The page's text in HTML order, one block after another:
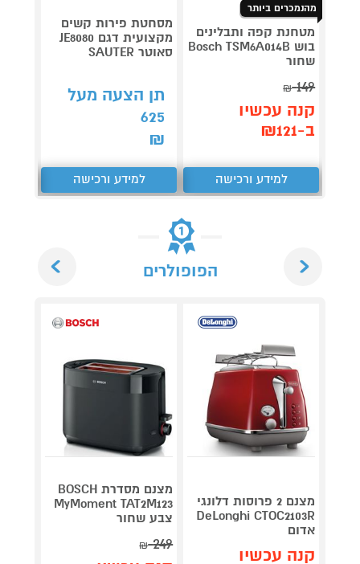
מהנמכרים ביותר
מטחנת קפה ותבלינים
בוש Bosch TSM6A014B
שחור
149
₪
קנה עכשיו
ב-₪121
למידע ורכישה
מסחטת פירות קשים
מקצועית דגם JE8080
סאוטר SAUTER
תן הצעה מעל
625
₪
למידע ורכישה
הפופולרים
מצנם 2 פרוסות דלונגי
DeLonghi CTOC2103R
אדום
קנה עכשיו
מצנם מסדרת BOSCH
MyMoment TAT2M123
צבע שחור
249
₪